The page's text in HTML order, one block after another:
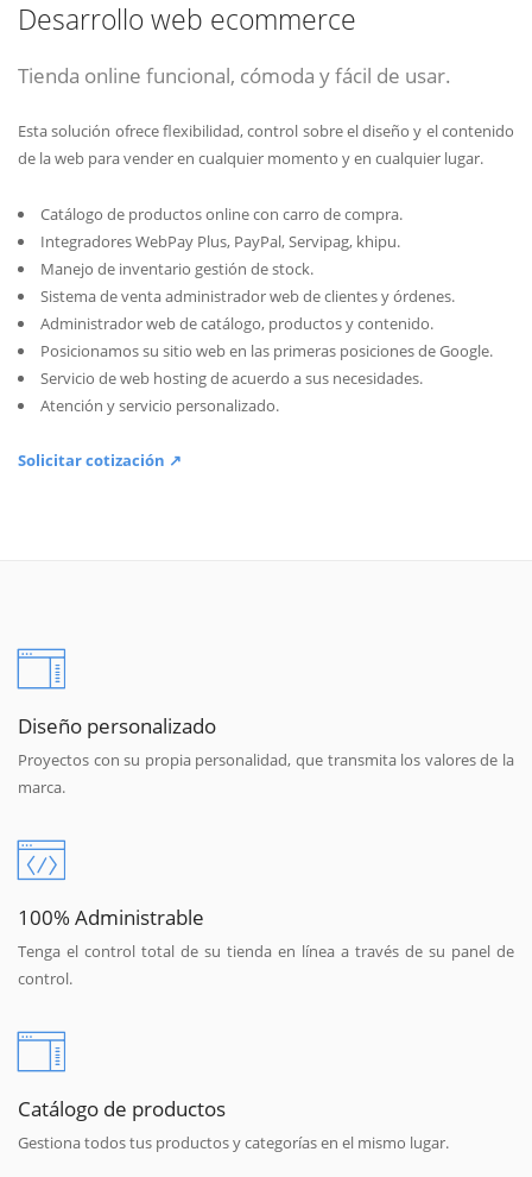
Desarrollo web ecommerce
Tienda online funcional, cómoda y fácil de usar.
Esta solución ofrece flexibilidad, control sobre el diseño y el contenido
de la web para vender en cualquier momento y en cualquier lugar.
Catálogo de productos online con carro de compra.
Integradores WebPay Plus, PayPal, Servipag, khipu.
Manejo de inventario gestión de stock.
Sistema de venta administrador web de clientes y órdenes.
Administrador web de catálogo, productos y contenido.
Posicionamos su sitio web en las primeras posiciones de Google.
Servicio de web hosting de acuerdo a sus necesidades.
Atención y servicio personalizado.
Solicitar cotización ↗
Diseño personalizado
Proyectos con su propia personalidad, que transmita los valores de la
marca.
100% Administrable
Tenga el control total de su tienda en línea a través de su panel de
control.
Catálogo de productos
Gestiona todos tus productos y categorías en el mismo lugar.